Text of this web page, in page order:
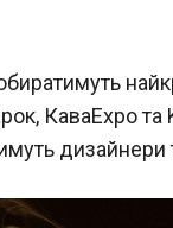
КаваExpo
дизайнери